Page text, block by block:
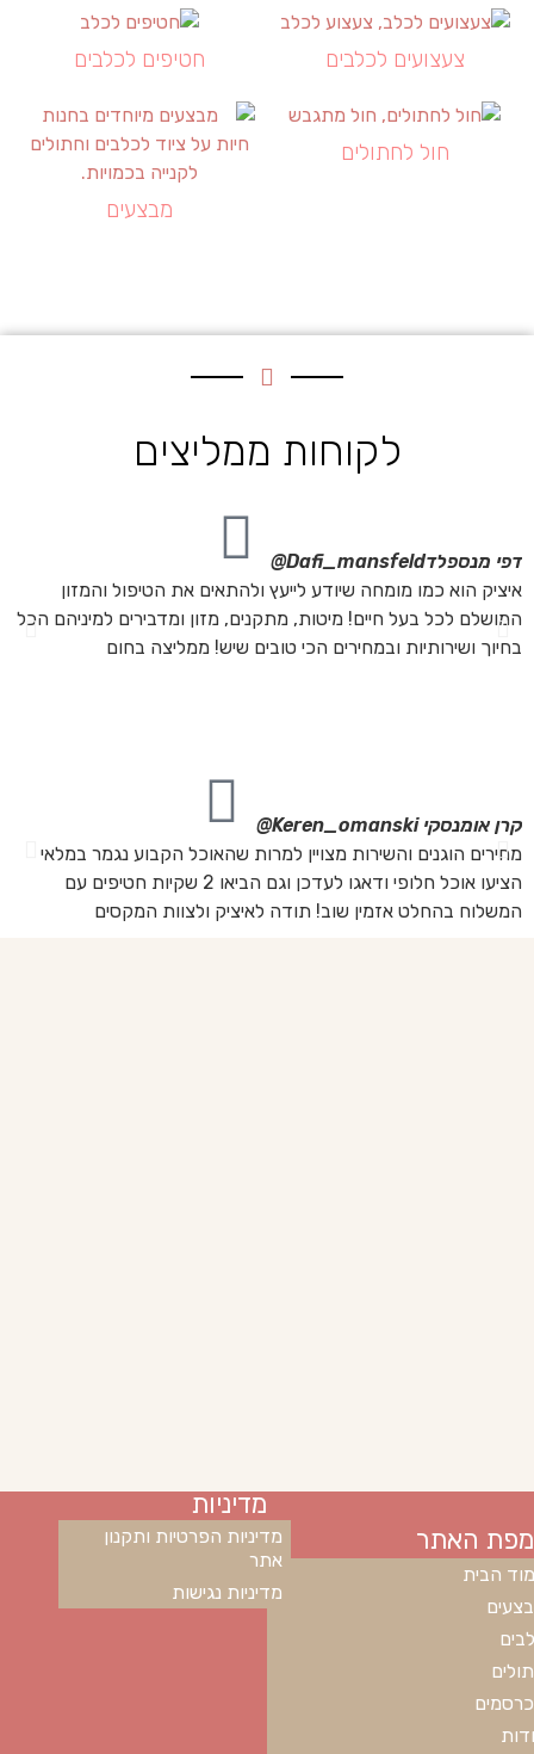
צעצועים לכלבים חטיפים לכלבים
חול לחתולים
מבצעים
לקוחות ממליצים
דפי מנספלדDafi_mansfeld@
איציק הוא כמו מומחה שיודע לייעץ ולהתאים את הטיפול והמזון
המושלם לכל בעל חיים! מיטות, מתקנים, מזון ומדבירים למיניהם הכל
בחיוך ושירותיות ובמחירים הכי טובים שיש! ממליצה בחום
קרן אומנסקיKeren_omanski@
מחירים הוגנים והשירות מצויין למרות שהאוכל הקבוע נגמר במלאי
הציעו אוכל חלופי ודאגו לעדכן וגם הביאו 2 שקיות חטיפים עם
המשלוח בהחלט אזמין שוב! תודה לאיציק ולצוות המקסים
מפת האתר
הבית
מדיניות
מדיניות הפרטיות ותקנון
אתר
מדיניות נגישות